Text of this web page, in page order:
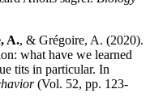
A., & Grégoire, A. (2020).
what have we learned
tits in particular. In
(Vol. 52, pp. 123-